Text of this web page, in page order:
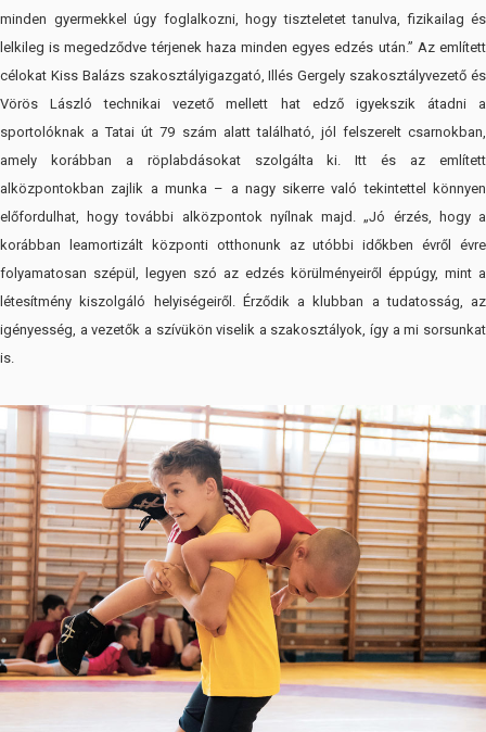
minden gyermekkel úgy foglalkozni, hogy tiszteletet tanulva, fizikailag és
lelkileg is megedződve térjenek haza minden egyes edzés után.” Az említett
célokat Kiss Balázs szakosztályigazgató, Illés Gergely szakosztályvezető és
Vörös László technikai vezető mellett hat edző igyekszik átadni a
sportolóknak a Tatai út 79 szám alatt található, jól felszerelt csarnokban,
amely korábban a röplabdásokat szolgálta ki. Itt és az említett
alközpontokban zajlik a munka – a nagy sikerre való tekintettel könnyen
előfordulhat, hogy további alközpontok nyílnak majd. „Jó érzés, hogy a
korábban leamortizált központi otthonunk az utóbbi időkben évről évre
folyamatosan szépül, legyen szó az edzés körülményeiről éppúgy, mint a
létesítmény kiszolgáló helyiségeiről. Érződik a klubban a tudatosság, az
igényesség, a vezetők a szívükön viselik a szakosztályok, így a mi sorsunkat
is.